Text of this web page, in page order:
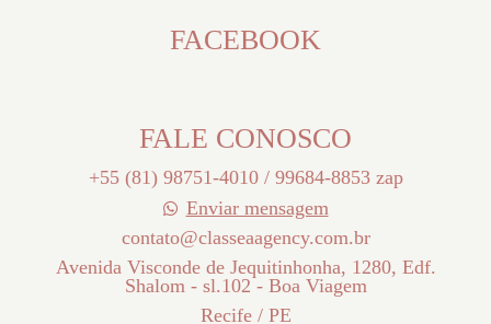
FACEBOOK
FALE CONOSCO
+55 (81) 98751-4010 / 99684-8853 zap
Enviar mensagem
contato@classeaagency.com.br
Avenida Visconde de Jequitinhonha, 1280, Edf.
Shalom - sl.102 - Boa Viagem
Recife / PE